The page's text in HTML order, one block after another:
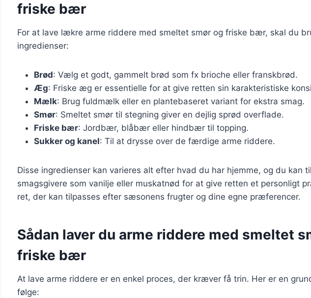
friske bær
For at lave lækre arme riddere med smeltet smør og friske bær, skal du
ingredienser:
Brød: Vælg et godt, gammelt brød som fx brioche eller franskbrød.
Æg: Friske æg er essentielle for at give retten sin karakteristiske
Mælk: Brug fuldmælk eller en plantebaseret variant for ekstra smag.
Smør: Smeltet smør til stegning giver en dejlig sprød overflade.
Friske bær: Jordbær, blåbær eller hindbær til topping.
Sukker og kanel: Til at drysse over de færdige arme riddere.
Disse ingredienser kan varieres alt efter hvad du har hjemme, og du kan
smagsgivere som vanilje eller muskatnød for at give retten et personligt
ret, der kan tilpasses efter sæsonens frugter og dine egne præferencer.
Sådan laver du arme riddere med smeltet
friske bær
At lave arme riddere er en enkel proces, der kræver få trin. Her er en
følge: